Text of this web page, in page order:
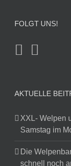
FOLGT UNS!
AKTUELLE
XXL- Welpen
Samstag im
Die
schnell noch